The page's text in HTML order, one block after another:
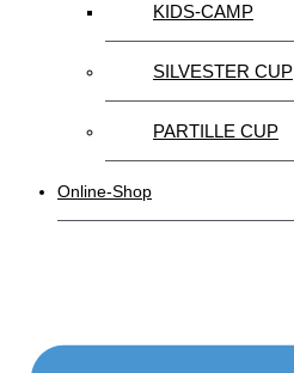
KIDS-CAMP
SILVESTER CUP
PARTILLE CUP
Online-Shop